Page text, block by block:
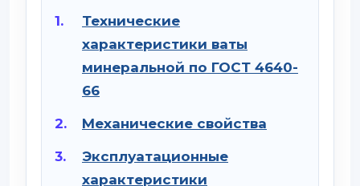
Технические
характеристики ваты
минеральной по ГОСТ 4640-
66
Механические свойства
Эксплуатационные
характеристики